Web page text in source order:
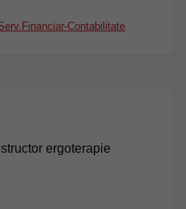
Contabilitate
ergoterapie